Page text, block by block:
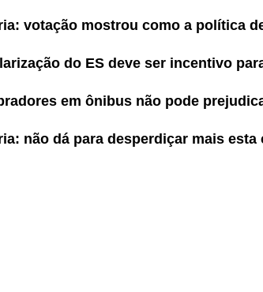
votação mostrou como a política
do ES deve ser incentivo
em ônibus não pode
não dá para desperdiçar mais esta